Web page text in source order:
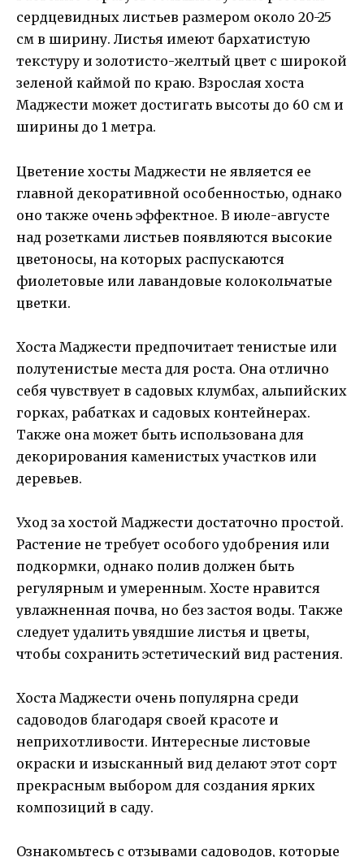
сердцевидных листьев размером около 20-25
см в ширину. Листья имеют бархатистую
текстуру и золотисто-желтый цвет с широкой
зеленой каймой по краю. Взрослая хоста
Маджести может достигать высоты до 60 см и
ширины до 1 метра.
Цветение хосты Маджести не является ее
главной декоративной особенностью, однако
оно также очень эффектное. В июле-августе
над розетками листьев появляются высокие
цветоносы, на которых распускаются
фиолетовые или лавандовые колокольчатые
цветки.
Хоста Маджести предпочитает тенистые или
полутенистые места для роста. Она отлично
себя чувствует в садовых клумбах, альпийских
горках, рабатках и садовых контейнерах.
Также она может быть использована для
декорирования каменистых участков или
деревьев.
Уход за хостой Маджести достаточно простой.
Растение не требует особого удобрения или
подкормки, однако полив должен быть
регулярным и умеренным. Хосте нравится
увлажненная почва, но без застоя воды. Также
следует удалить увядшие листья и цветы,
чтобы сохранить эстетический вид растения.
Хоста Маджести очень популярна среди
садоводов благодаря своей красоте и
неприхотливости. Интересные листовые
окраски и изысканный вид делают этот сорт
прекрасным выбором для создания ярких
композиций в саду.
Ознакомьтесь с отзывами садоводов, которые